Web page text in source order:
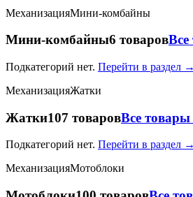
МеханизацияМини-комбайны
Мини-комбайны6 товаров
Подкатегорий нет. Перейти в раздел →
МеханизацияЖатки
Жатки107 товаровВсе
Подкатегорий нет. Перейти в раздел →
МеханизацияМотоблоки